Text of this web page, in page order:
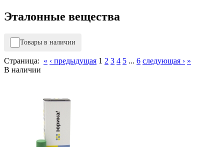
Эталонные вещества
Товары в наличии
Страница: « ‹ предыдущая 1 2 3 4 5 ... 6 следующая › »
В наличии